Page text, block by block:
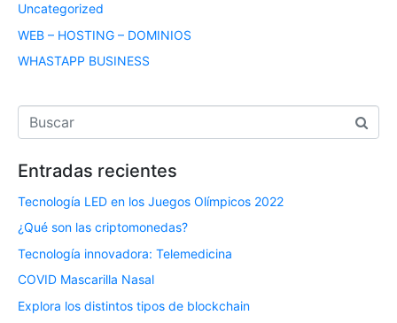
Uncategorized
WEB – HOSTING – DOMINIOS
WHASTAPP BUSINESS
Entradas recientes
Tecnología LED en los Juegos Olímpicos 2022
¿Qué son las criptomonedas?
Tecnología innovadora: Telemedicina
COVID Mascarilla Nasal
Explora los distintos tipos de blockchain